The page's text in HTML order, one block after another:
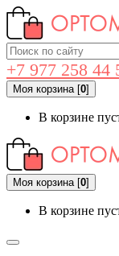
+7 977 258 44
Моя корзина[0]
В корзине
Моя корзина[0]
В корзине